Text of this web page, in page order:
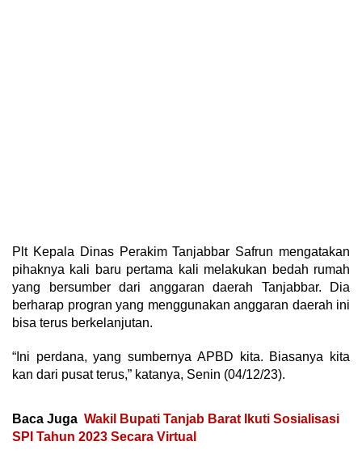
Plt Kepala Dinas Perakim Tanjabbar Safrun mengatakan
pihaknya kali baru pertama kali melakukan bedah rumah
yang bersumber dari anggaran daerah Tanjabbar. Dia
berharap progran yang menggunakan anggaran daerah ini
bisa terus berkelanjutan.
“Ini perdana, yang sumbernya APBD kita. Biasanya kita
kan dari pusat terus,” katanya, Senin (04/12/23).
Baca Juga Wakil Bupati Tanjab Barat Ikuti Sosialisasi
SPI Tahun 2023 Secara Virtual